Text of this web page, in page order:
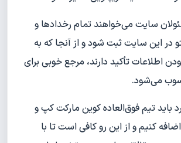
سایت می‌خواهند تمام رخدادها و
در این سایت ثبت شود و از آنجا که به
اطلاعات تأکید دارند، مرجع خوبی برای
می‌شود.
باید تیم فوق‌العاده کوین مارکت کپ و
کنیم و از این رو کافی است تا با